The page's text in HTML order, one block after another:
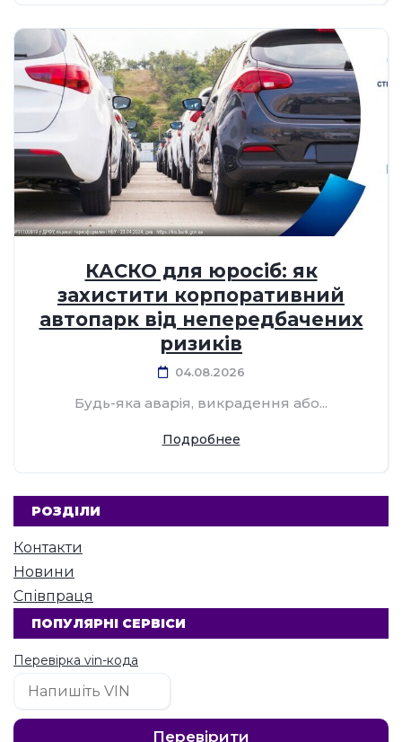
КАСКО для юросіб: як
захистити корпоративний
автопарк від непередбачених
ризиків
04.08.2026
Будь-яка аварія, викрадення або...
Подробнее
РОЗДІЛИ
Контакти
Новини
Співпраця
ПОПУЛЯРНІ СЕРВІСИ
Перевірка vin-кода